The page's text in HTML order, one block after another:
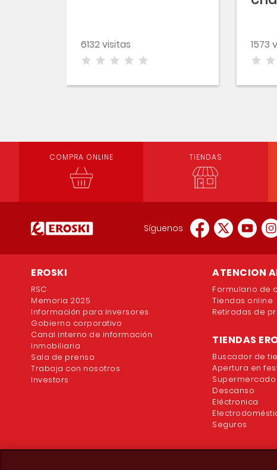
6132 visitas 1573
COMPRA ONLINE TIENDAS
Síguenos
EROSKI
RSC
Memoria 2025
Información para inversores
Gobierno corporativo
Canal interno de información
Inmobiliaria
Sala de prensa
Trabaja con nosotros
Investors
ATENCION
Formulario de
Tiendas online
Retiradas de
TIENDAS
Buscador de
Apertura en
Supermercado
Descanso
Eléctronica
Seguros